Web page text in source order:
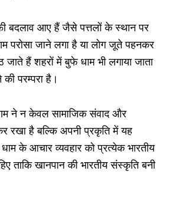
बदलाव आए हैं जैसे पत्तलों के स्थान पर
परोसा जाने लगा है या लोग जूते पहनकर
जाते हैं शहरों में बुफे धाम भी लगाया जाता
परम्परा है।
ने न केवल सामाजिक संवाद और
रखा है बल्कि अपनी प्रकृति में यह
के आचार व्यवहार को प्रत्येक भारतीय
ताकि खानपान की भारतीय संस्कृति बनी